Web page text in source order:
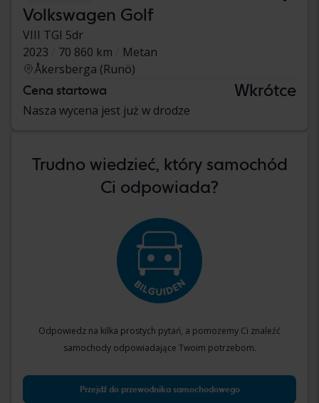
Volkswagen Golf
VIII TGI 5dr
2023
70 860 km
Metan
Åkersberga (Runö)
Cena startowa Wkrótce
Nasza wycena jest już w drodze
Trudno wiedzieć, który samochód
Ci odpowiada?
Odpowiedz na kilka prostych pytań, a pomożemy Ci znaleźć
samochody odpowiadające Twoim potrzebom.
Przejdź do przewodnika samochodowego